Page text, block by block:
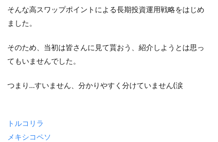
そんな高スワップポイントによる長期投資運用戦略をはじめ
ました。
そのため、当初は皆さんに見て貰おう、紹介しようとは思っ
てもいませんでした。
つまり…すいません、分かりやすく分けていません(涙
トルコリラ
メキシコペソ